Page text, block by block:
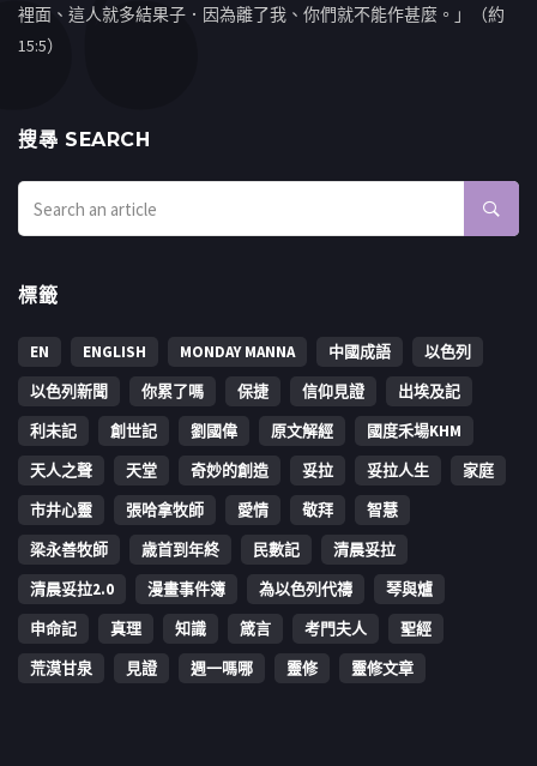
裡面、這人就多結果子．因為離了我、你們就不能作甚麼。」（約
15:5）
搜㝷 SEARCH
標籤
EN ENGLISH MONDAY MANNA 中國成語
以色列
以色列新聞
你累了嗎 保捷 信仰見證
出埃及記
利未記
創世記 劉國偉 原文解經
國度禾場KHM
天人之聲
天堂 奇妙的創造 妥拉 妥拉人生
家庭
市井心靈
張哈拿牧師 愛情 敬拜
智慧
梁永善牧師
歳首到年終 民數記
清晨妥拉
清晨妥拉2.0
漫畫事件簿 為以色列代禱
琴與爐
申命記
真理 知識 箴言 考門夫人
聖經
荒漠甘泉
見證 週一嗎哪 靈修 靈修文章